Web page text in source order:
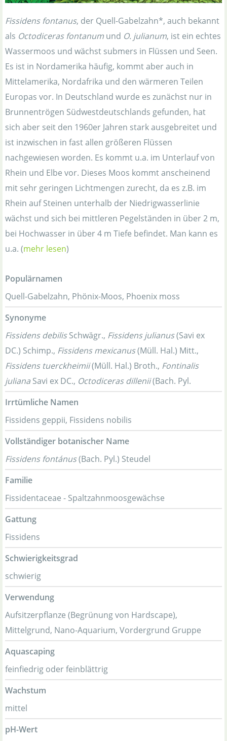
Fissidens fontanus, der Quell-Gabelzahn*, auch bekannt
als Octodiceras fontanum und O. julianum, ist ein echtes
Wassermoos und wächst submers in Flüssen und Seen.
Es ist in Nordamerika häufig, kommt aber auch in
Mittelamerika, Nordafrika und den wärmeren Teilen
Europas vor. In Deutschland wurde es zunächst nur in
Brunnentrögen Südwestdeutschlands gefunden, hat
sich aber seit den 1960er Jahren stark ausgebreitet und
ist inzwischen in fast allen größeren Flüssen
nachgewiesen worden. Es kommt u.a. im Unterlauf von
Rhein und Elbe vor. Dieses Moos kommt anscheinend
mit sehr geringen Lichtmengen zurecht, da es z.B. im
Rhein auf Steinen unterhalb der Niedrigwasserlinie
wächst und sich bei mittleren Pegelständen in über 2 m,
bei Hochwasser in über 4 m Tiefe befindet. Man kann es
u.a. (mehr lesen)
Populärnamen
Quell-Gabelzahn, Phönix-Moos, Phoenix moss
Synonyme
Fissidens debilisSchwägr., Fissidens julianus(Savi ex
DC.) Schimp., Fissidens mexicanus(Müll. Hal.) Mitt.,
Fissidens tuerckheimii(Müll. Hal.) Broth., Fontinalis
juliana Savi ex DC., Octodiceras dillenii(Bach. Pyl.
Irrtümliche Namen
Fissidens geppii, Fissidens nobilis
Vollständiger botanischer Name
Fissidens fontánus(Bach. Pyl.) Steudel
Familie
Fissidentaceae - Spaltzahnmoosgewächse
Gattung
Fissidens
Schwierigkeitsgrad
schwierig
Verwendung
Aufsitzerpflanze (Begrünung von Hardscape),
Mittelgrund, Nano-Aquarium, Vordergrund Gruppe
Aquascaping
feinfiedrig oder feinblättrig
Wachstum
mittel
pH-Wert